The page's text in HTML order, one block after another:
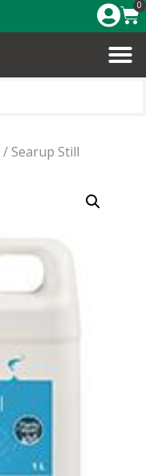
0
/ Searup Still